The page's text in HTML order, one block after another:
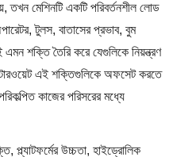
তখন মেশিনটি একটি পরিবর্তনশীল লোড
টুলস, বাতাসের প্রভাব, বুম
এমন শক্তি তৈরি করে যেগুলিকে নিয়ন্ত্রণ
এই শক্তিগুলিকে অফসেট করতে
কাজের পরিসরের মধ্যে
প্ল্যাটফর্মের উচ্চতা, হাইড্রোলিক